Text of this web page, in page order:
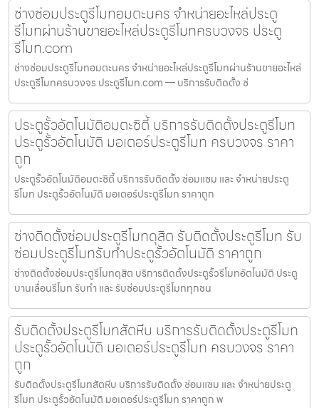
ช่างซ่อมประตูรีโมทอมตะนคร จำหน่ายอะไหล่ประตู
รีโมทผ่านร้านขายอะไหล่ประตูรีโมทครบวงจร ประตู
รีโมท.com
ช่างซ่อมประตูรีโมทอมตะนคร จำหน่ายอะไหล่ประตูรีโมทผ่านร้านขายอะไหล่
ประตูรีโมทครบวงจร ประตูรีโมท.com — บริการรับติดตั้ง ซ่
ประตูรั้วอัตโนมัติอมตะซิตี้ บริการรับติดตั้งประตูรีโมท
ประตูรั้วอัตโนมัติ มอเตอร์ประตูรีโมท ครบวงจร ราคา
ถูก
ประตูรั้วอัตโนมัติอมตะซิตี้ บริการรับติดตั้ง ซ่อมแซม และ จำหน่ายประตู
รีโมท ประตูรั้วอัตโนมัติ มอเตอร์ประตูรีโมท ราคาถูก
ช่างติดตั้งซ่อมประตูรีโมทดุสิต รับติดตั้งประตูรีโมท รับ
ซ่อมประตูรีโมทรับทำประตูรั้วอัตโนมัติ ราคาถูก
ช่างติดตั้งซ่อมประตูรีโมทดุสิต บริการติดตั้งประตูรั้วรีโมทอัตโนมัติ ประตู
บานเลื่อนรีโมท รับทำ และ รับซ่อมประตูรีโมททุกชน
รับติดตั้งประตูรีโมทสัตหีบ บริการรับติดตั้งประตูรีโมท
ประตูรั้วอัตโนมัติ มอเตอร์ประตูรีโมท ครบวงจร ราคา
ถูก
รับติดตั้งประตูรีโมทสัตหีบ บริการรับติดตั้ง ซ่อมแซม และ จำหน่ายประตู
รีโมท ประตูรั้วอัตโนมัติ มอเตอร์ประตูรีโมท ราคาถูก พ